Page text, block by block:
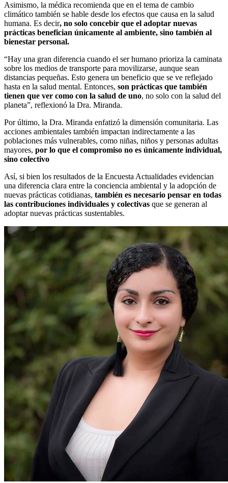
Asimismo, la médica recomienda que en el tema de cambio
climático también se hable desde los efectos que causa en la salud
humana. Es decir, no solo concebir que el adoptar nuevas
prácticas benefician únicamente al ambiente, sino también al
bienestar personal.
“Hay una gran diferencia cuando el ser humano prioriza la caminata
sobre los medios de transporte para movilizarse, aunque sean
distancias pequeñas. Esto genera un beneficio que se ve reflejado
hasta en la salud mental. Entonces, son prácticas que también
tienen que ver como con la salud de uno, no solo con la salud del
planeta”, reflexionó la Dra. Miranda.
Por último, la Dra. Miranda enfatizó la dimensión comunitaria. Las
acciones ambientales también impactan indirectamente a las
poblaciones más vulnerables, como niñas, niños y personas adultas
mayores, por lo que el compromiso no es únicamente individual,
sino colectivo
Así, si bien los resultados de la Encuesta Actualidades evidencian
una diferencia clara entre la conciencia ambiental y la adopción de
nuevas prácticas cotidianas, también es necesario pensar en todas
las contribuciones individuales y colectivas que se generan al
adoptar nuevas prácticas sustentables.